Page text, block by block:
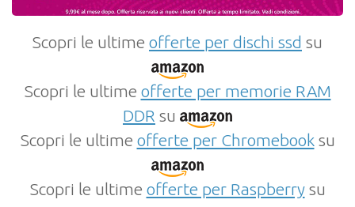
Scopri le ultime offerte per dischi ssd su
Scopri le ultime offerte per memorie RAM
DDR su
Scopri le ultime offerte per Chromebooksu
Scopri le ultime offerte per Raspberrysu